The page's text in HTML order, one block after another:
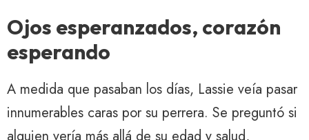
Ojos esperanzados, corazón
esperando
A medida que pasaban los días, Lassie veía pasar
innumerables caras por su perrera. Se preguntó si